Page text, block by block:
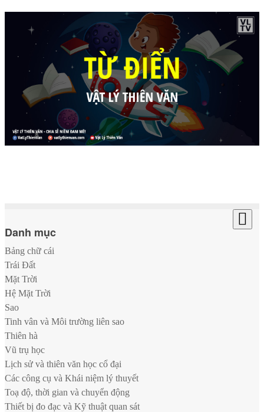
Danh mục
Bảng chữ cái
Trái Đất
Mặt Trời
Hệ Mặt Trời
Sao
Tinh vân và Môi trường liên sao
Thiên hà
Vũ trụ học
Lịch sử và thiên văn học cổ đại
Các công cụ và Khái niệm lý thuyết
Toạ độ, thời gian và chuyển động
Thiết bị đo đạc và Kỹ thuật quan sát